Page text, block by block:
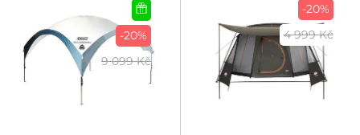
-20%
9 099 Kč
-20%
4 999 Kč